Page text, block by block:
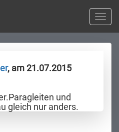
Toggle
, am 21.07.2015
und
gleich nur anders.